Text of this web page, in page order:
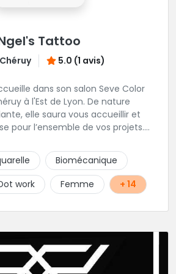
Tattoo
5.0 (1 avis)
dans son salon Seve Color
l'Est de Lyon. De nature
elle saura vous accueillir et
pour l’ensemble de vos projets.
calligraphies, motifs floraux au
Biomécanique
work Femme + 14